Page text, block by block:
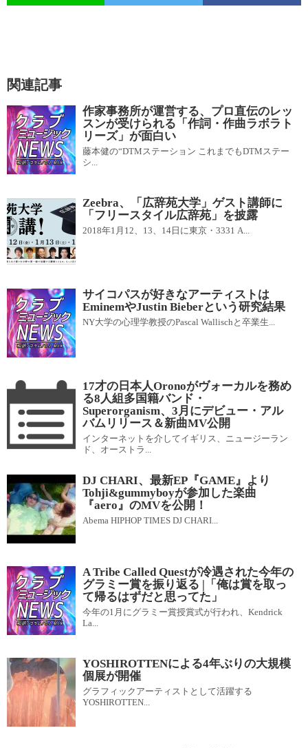
関連記事
作家事務所が運営する、プロ直伝のレッ
スンが受けられる「作詞・作曲ラボラト
リーズ」が面白い
藤本健の“DTMステーション これまでもDTMステー
シ...
Zeebra、「広辞苑大学」ゲスト講師に
「フリースタイル広辞苑」を披露
2018年1月12、13、14日に東京・3331 A...
サイコパスが好きなアーティストは
EminemやJustin Bieberという研究結果
NY大学の心理学教授のPascal Wallischと卒業生...
17才の日本人Oronoがヴォーカルを務め
る8人組多国籍バンド・
Superorganism、3月にデビュー・アル
バムリリース＆新曲MV公開
インターネットを介してイギリス、ニュージーラン
ド、オーストラ...
DJ CHARI、最新EP『GAME』より
Tohji&gummyboyが参加した楽曲
『aero』のMVを公開！
Abema HIPHOP TIMES DJ CHARI...
A Tribe Called Questが冷遇された今年の
グラミー賞を振り返る |「俺は賞を取っ
て帰るはずだと思ってた」
今年の1月にグラミー賞授賞式が行われ、Kendrick
La...
YOSHIROTTENによる4年ぶりの大規模
個展が開催
グラフィックアーティストとして活躍する
YOSHIROTTEN...